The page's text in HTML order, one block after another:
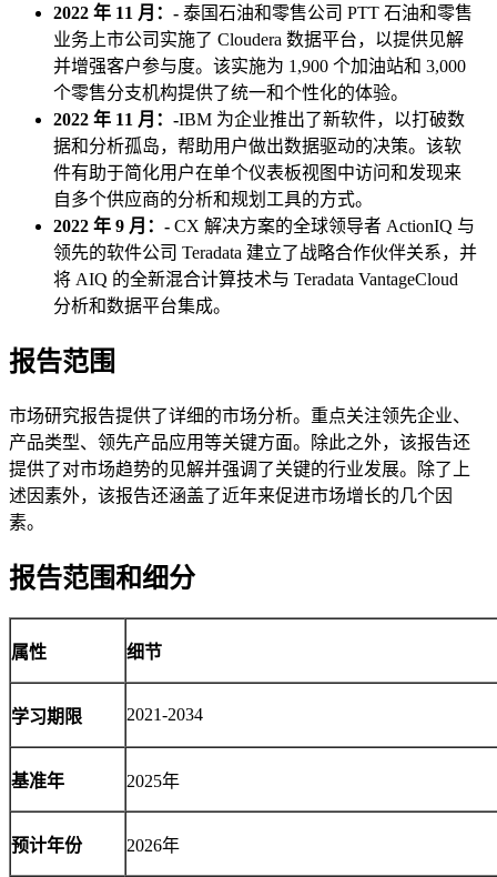
2022 年 11 月：- 泰国石油和零售公司 PTT 石油和零售
业务上市公司实施了 Cloudera 数据平台，以提供见解
并增强客户参与度。该实施为 1,900 个加油站和 3,000
个零售分支机构提供了统一和个性化的体验。
2022 年 11 月：-IBM 为企业推出了新软件，以打破数
据和分析孤岛，帮助用户做出数据驱动的决策。该软
件有助于简化用户在单个仪表板视图中访问和发现来
自多个供应商的分析和规划工具的方式。
2022 年 9 月：- CX 解决方案的全球领导者 ActionIQ 与
领先的软件公司 Teradata 建立了战略合作伙伴关系，并
将 AIQ 的全新混合计算技术与 Teradata VantageCloud
分析和数据平台集成。
报告范围
市场研究报告提供了详细的市场分析。重点关注领先企业、
产品类型、领先产品应用等关键方面。除此之外，该报告还
提供了对市场趋势的见解并强调了关键的行业发展。除了上
述因素外，该报告还涵盖了近年来促进市场增长的几个因
素。
报告范围和细分
属性 细节
学习期限 2021-2034
基准年 2025年
预计年份 2026年